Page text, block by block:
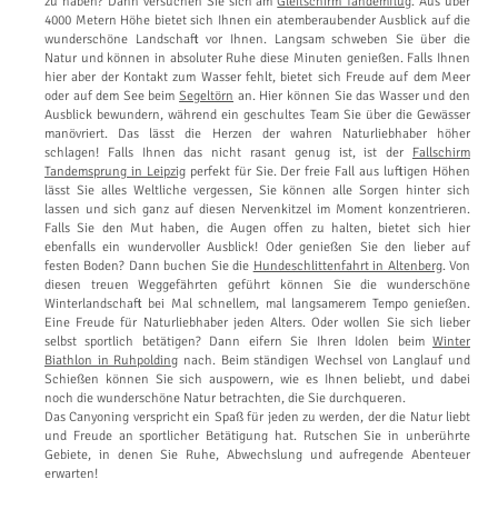
4000 Metern Höhe bietet sich Ihnen ein atemberaubender Ausblick auf die
wunderschöne Landschaft vor Ihnen. Langsam schweben Sie über die
Natur und können in absoluter Ruhe diese Minuten genießen. Falls Ihnen
hier aber der Kontakt zum Wasser fehlt, bietet sich Freude auf dem Meer
oder auf dem See beimSegeltörn an. Hier können Sie das Wasser und den
Ausblick bewundern, während ein geschultes Team Sie über die Gewässer
manövriert. Das lässt die Herzen der wahren Naturliebhaber höher
schlagen! Falls Ihnen das nicht rasant genug ist, ist der Fallschirm
Tandemsprung in Leipzigperfekt für Sie. Der freie Fall aus luftigen Höhen
lässt Sie alles Weltliche vergessen, Sie können alle Sorgen hinter sich
lassen und sich ganz auf diesen Nervenkitzel im Moment konzentrieren.
Falls Sie den Mut haben, die Augen offen zu halten, bietet sich hier
ebenfalls ein wundervoller Ausblick! Oder genießen Sie den lieber auf
festen Boden? Dann buchen Sie die Hundeschlittenfahrt in Altenberg. Von
diesen treuen Weggefährten geführt können Sie die wunderschöne
Winterlandschaft bei Mal schnellem, mal langsamerem Tempo genießen.
Eine Freude für Naturliebhaber jeden Alters. Oder wollen Sie sich lieber
selbst sportlich betätigen? Dann eifern Sie Ihren Idolen beim Winter
Biathlon in Ruhpolding nach. Beim ständigen Wechsel von Langlauf und
Schießen können Sie sich auspowern, wie es Ihnen beliebt, und dabei
noch die wunderschöne Natur betrachten, die Sie durchqueren.
Das Canyoning verspricht ein Spaß für jeden zu werden, der die Natur liebt
und Freude an sportlicher Betätigung hat. Rutschen Sie in unberührte
Gebiete, in denen Sie Ruhe, Abwechslung und aufregende Abenteuer
erwarten!